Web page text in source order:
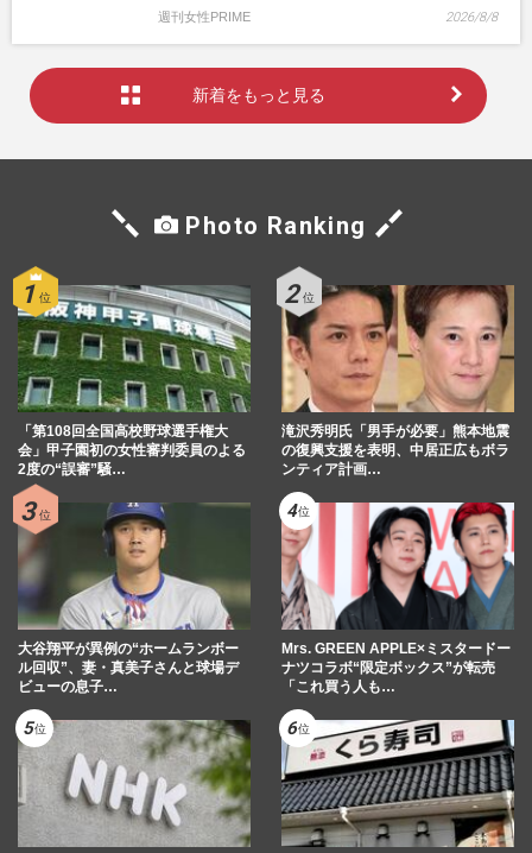
週刊女性PRIME 2026/8/8
新着をもっと見る
Photo Ranking
「第108回全国高校野球選手権大
会」甲子園初の女性審判委員のよる
2度の“誤審”騒…
滝沢秀明氏「男手が必要」熊本地震
の復興支援を表明、中居正広もボラ
ンティア計画…
大谷翔平が異例の“ホームランボー
ル回収”、妻・真美子さんと球場デ
ビューの息子…
Mrs. GREEN APPLE×ミスタードー
ナツコラボ“限定ボックス”が転売
「これ買う人も…